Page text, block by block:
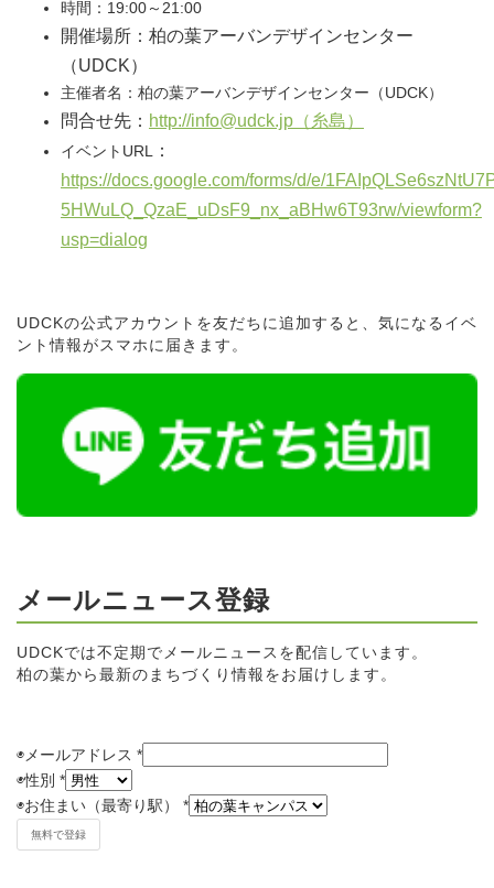
時間：19:00～21:00
開催場所：柏の葉アーバンデザインセンター
（UDCK）
主催者名：柏の葉アーバンデザインセンター（UDCK）
問合せ先： http://info@udck.jp（糸島）
イベントURL
：
https://docs.google.com/forms/d/e/
5HWuLQ_QzaE_uDsF9_nx_aBHw6T93rw/viewform?
usp=dialog
UDCKの公式アカウントを友だちに追加すると、気になるイベ
ント情報がスマホに届きます。
メールニュース登録
UDCKでは不定期でメールニュースを配信しています。
柏の葉から最新のまちづくり情報をお届けします。
◉メールアドレス *
◉性別 *
◉お住まい（最寄り駅） *